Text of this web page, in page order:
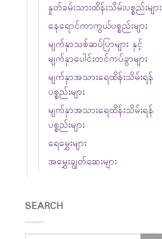
နှုတ်ခမ်းသားထိန်းသိမ်းပစ္စည်းများ
နေရောင်ကာကွယ်ပစ္စည်းများ
မျက်နှာသစ်ဆပ်ပြာများ နှင့်
မျက်နှာပေါင်းတင်ကပ်ခွာများ
မျက်နှာအသားရေထိန်းသိမ်းရန်
ပစ္စည်းများ
မျက်နှာအသားရေထိန်းသိမ်းရန်
ပစ္စည်းများ
ရေမွှေးများ
အမွှေးချွတ်ဆေးများ
SEARCH